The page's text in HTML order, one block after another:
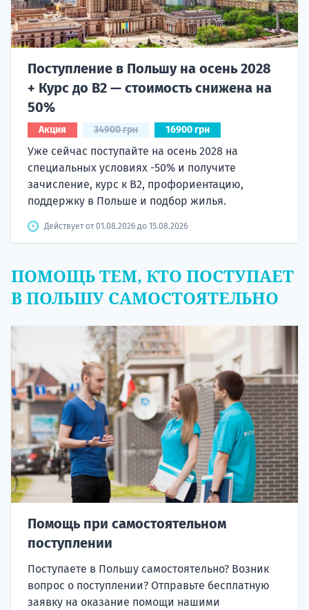
Поступление в Польшу на осень 2028
+ Курс до B2 — стоимость снижена на
50%
Акция 34900 грн 16900 грн
Уже сейчас поступайте на осень 2028 на
специальных условиях -50% и получите
зачисление, курс к B2, профориентацию,
поддержку в Польше и подбор жилья.
Действует от 01.08.2026 до 15.08.2026
ПОМОЩЬ ТЕМ, КТО ПОСТУПАЕТ
В ПОЛЬШУ САМОСТОЯТЕЛЬНО
Помощь при самостоятельном
поступлении
Поступаете в Польшу самостоятельно? Возник
вопрос о поступлении? Отправьте бесплатную
заявку на оказание помощи нашими